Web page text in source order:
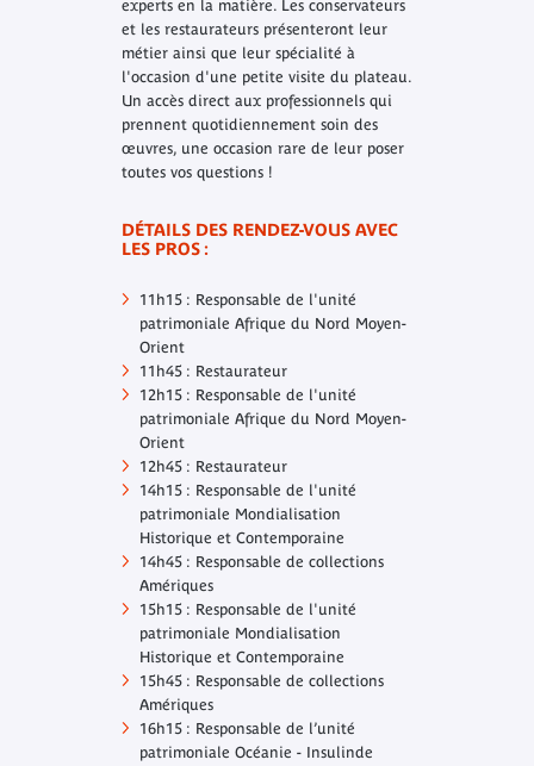
experts en la matière. Les conservateurs
et les restaurateurs présenteront leur
métier ainsi que leur spécialité à
l'occasion d'une petite visite du plateau.
Un accès direct aux professionnels qui
prennent quotidiennement soin des
œuvres, une occasion rare de leur poser
toutes vos questions !
DÉTAILS DES RENDEZ-VOUS AVEC
LES PROS :
11h15 : Responsable de l'unité
patrimoniale Afrique du Nord Moyen-
Orient
11h45 : Restaurateur
12h15 : Responsable de l'unité
patrimoniale Afrique du Nord Moyen-
Orient
12h45 : Restaurateur
14h15 : Responsable de l'unité
patrimoniale Mondialisation
Historique et Contemporaine
14h45 : Responsable de collections
Amériques
15h15 : Responsable de l'unité
patrimoniale Mondialisation
Historique et Contemporaine
15h45 : Responsable de collections
Amériques
16h15 : Responsable de l’unité
patrimoniale Océanie - Insulinde